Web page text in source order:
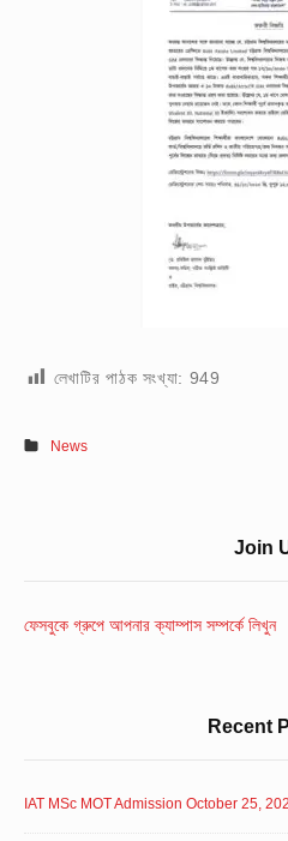
লেখাটির পাঠক সংখ্যা: 949
News
Area
Join
ফেসবুকে গ্রুপে আপনার ক্যাম্পাস সম্পর্কে লিখুন
Recent
IAT MSc MOT Admission October 25,